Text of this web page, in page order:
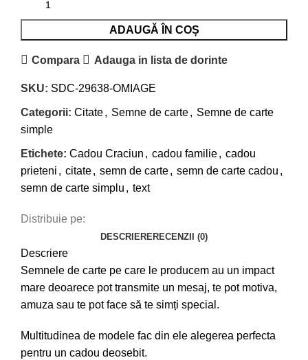
ADAUGĂ ÎN COȘ
Compara Adauga in lista de dorinte
SKU: SDC-29638-OMIAGE
Categorii: Citate, Semne de carte, Semne de carte
simple
Etichete: Cadou Craciun , cadou familie, cadou
prieteni , citate, semn de carte, semn de carte cadou ,
semn de carte simplu , text
Distribuie pe:
DESCRIERERECENZII (0)
Descriere
Semnele de carte pe care le producem au un impact
mare deoarece pot transmite un mesaj, te pot motiva,
amuza sau te pot face să te simți special.
Multitudinea de modele fac din ele alegerea perfecta
pentru un cadou deosebit.